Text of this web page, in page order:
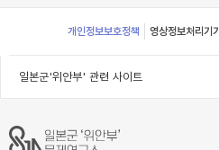
Footer
개인정보보호정책 영상정보처리기기
일본군'위안부' 관련 사이트